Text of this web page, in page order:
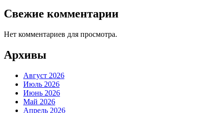
Свежие комментарии
Нет комментариев для просмотра.
Архивы
Август 2026
Июль 2026
Июнь 2026
Май 2026
Апрель 2026